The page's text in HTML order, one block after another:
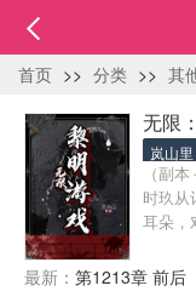
首页 >> 分类 >> 其
无限
岚山里
（副
时玖从
耳朵，
笑了。
最新： 第1213章 前后